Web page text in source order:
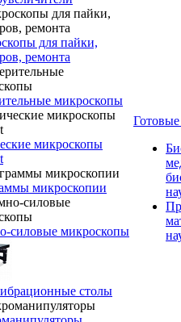
для пайки,
ремонта
микроскопы
микроскопы
микроскопии
силовые микроскопы
столы